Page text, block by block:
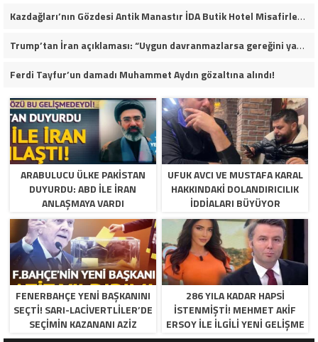
Kazdağları’nın Gözdesi Antik Manastır İDA Butik Hotel Misafirlerinden Tam Not Alıyor
Trump’tan İran açıklaması: “Uygun davranmazlarsa gereğini yaparım”
Ferdi Tayfur’un damadı Muhammet Aydın gözaltına alındı!
ARABULUCU ÜLKE PAKISTAN
DUYURDU: ABD ILE İRAN
ANLAŞMAYA VARDI
UFUK AVCI VE MUSTAFA KARAL
HAKKINDAKI DOLANDIRICILIK
İDDIALARI BÜYÜYOR
FENERBAHÇE YENI BAŞKANINI
SEÇTI! SARI-LACIVERTLILER’DE
SEÇIMIN KAZANANI AZIZ
YILDIRIM OLDU
286 YILA KADAR HAPSI
ISTENMIŞTI! MEHMET AKIF
ERSOY ILE ILGILI YENI GELIŞME